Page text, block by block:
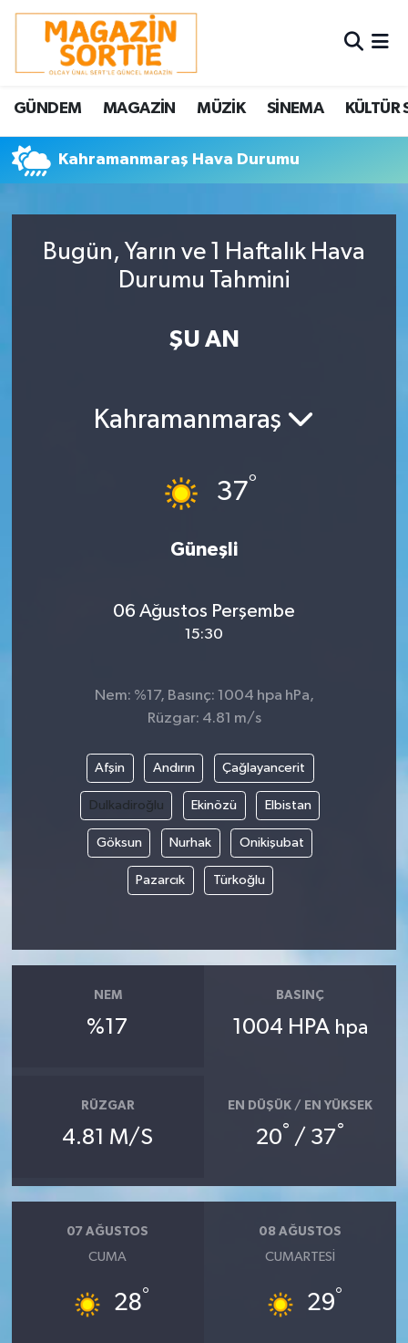
GÜNDEM MAGAZİN MÜZİK SİNEMA KÜLTÜR
Kahramanmaraş Hava Durumu
Bugün, Yarın ve 1 Haftalık Hava
Durumu Tahmini
ŞU AN
Kahramanmaraş
37°
Güneşli
06 Ağustos Perşembe
15:30
Nem: %17, Basınç: 1004 hpa hPa,
Rüzgar: 4.81 m/s
Afşin Andırın Çağlayancerit
Dulkadiroğlu Ekinözü Elbistan
Göksun Nurhak Onikişubat
Pazarcık Türkoğlu
NEM
%17
BASINÇ
1004 HPA hpa
RÜZGAR
4.81 M/S
EN DÜŞÜK / EN YÜKSEK
20° / 37°
07 AĞUSTOS
CUMA
28°
08 AĞUSTOS
CUMARTESI
29°
Nöbetçi Eczaneler
Hava Durumu
Trafik Durumu
Tüm Manşetler